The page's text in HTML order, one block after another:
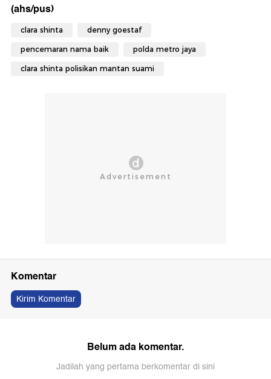
(ahs/pus)
clara shinta denny goestaf
pencemaran nama baik polda metro jaya
clara shinta polisikan mantan suami
Komentar
Kirim Komentar
Belum ada komentar.
Jadilah yang pertama berkomentar di sini